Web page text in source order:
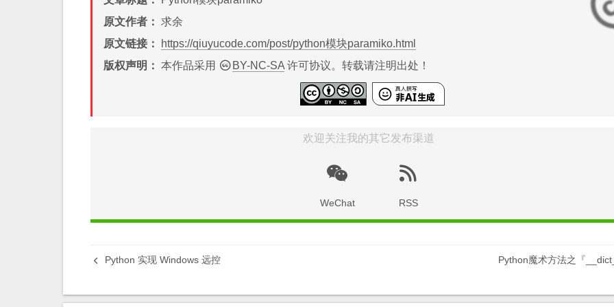
原文作者： 求余
原文链接：
https://qiuyucode.com/post/python模块paramiko.html
版权声明： 本作品采用 BY-NC-SA 许可协议。转载请注明出处！
欢迎关注我的其它发布渠道
WeChat RSS
Python 实现 Windows 远控 Python魔术方法之『